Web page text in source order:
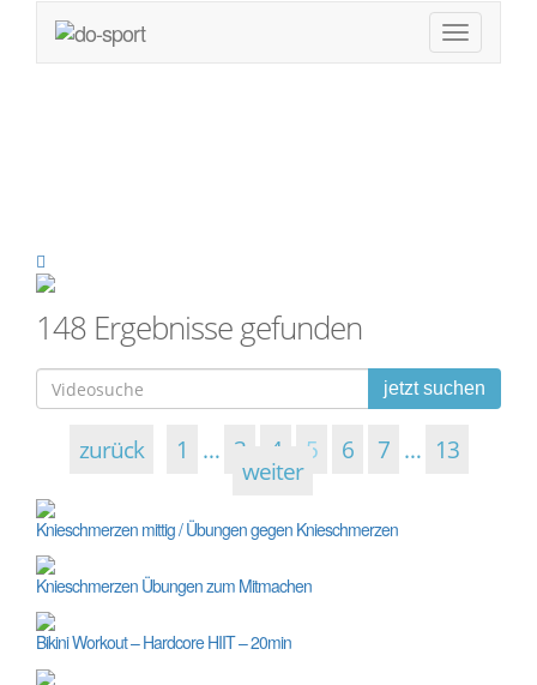
148 Ergebnisse gefunden
jetzt suchen
zurück 1 … 3 4 5 6 7 … 13
weiter
Knieschmerzen mittig / Übungen gegen Knieschmerzen
Knieschmerzen Übungen zum Mitmachen
Bikini Workout – Hardcore HIIT – 20min